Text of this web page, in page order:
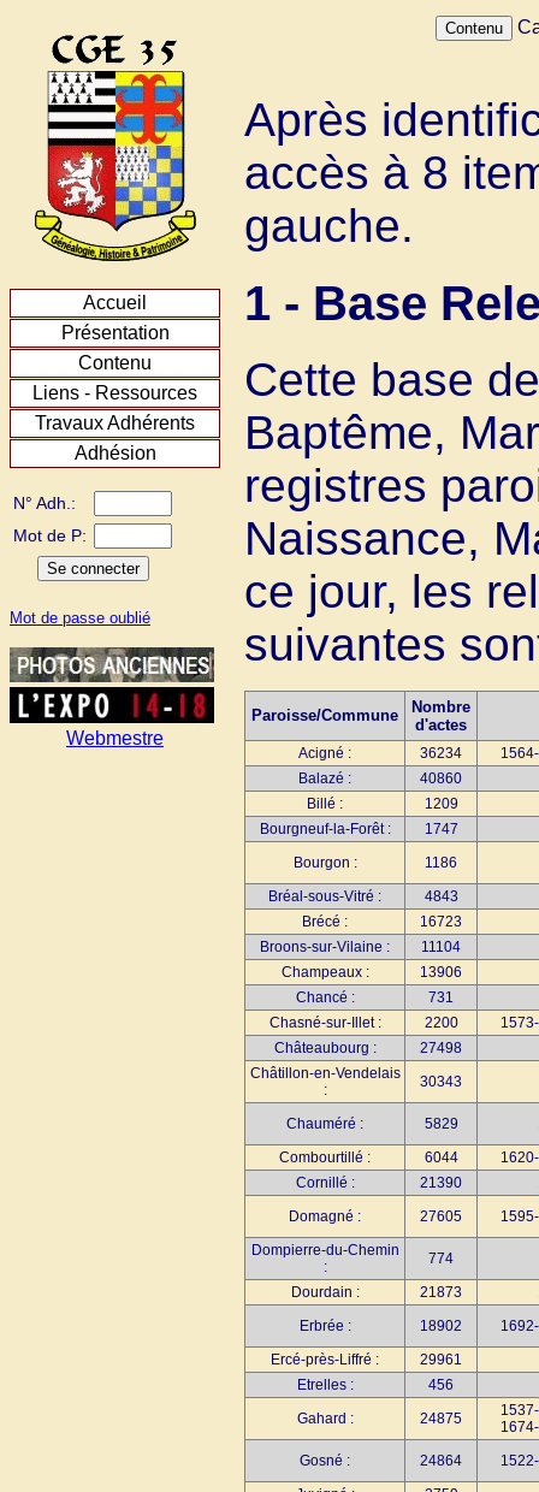
Accueil
Présentation
Contenu
Liens - Ressources
Travaux Adhérents
Adhésion
N° Adh.:
Mot de P:
Mot de passe oublié
Webmestre
Après
accès à 8
gauche.
1 - Base
Cette base
Baptême,
registres
Naissance,
ce jour, les
suivantes
Paroisse/Commune
Nombre
d'actes
Acigné : 36234
Balazé :
40860
Billé :
1209
Bourgneuf-la-Forêt :
1747
Bourgon :
1186
Bréal-sous-Vitré :
4843
Brécé :
16723
Broons-sur-Vilaine :
11104
Champeaux :
13906
Chancé :
731
Chasné-sur-Illet :
2200
Châteaubourg :
27498
Châtillon-en-Vendelais
:
30343
Chauméré : 5829
Combourtillé :
6044
Cornillé :
21390
Domagné :
27605
Dompierre-du-Chemin
:
774
Dourdain :
21873
Erbrée :
18902
Ercé-près-Liffré :
29961
Etrelles :
456
Gahard :
24875
Gosné :
24864